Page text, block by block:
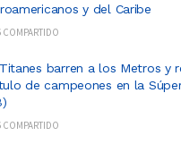
y del Caribe
COMPARTIDO
barren a los Metros y
de campeones en la
COMPARTIDO